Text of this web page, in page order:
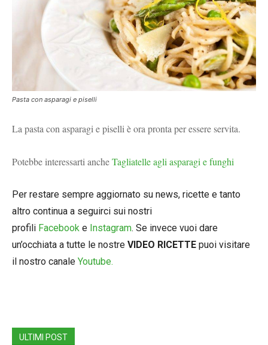
Pasta con asparagi e piselli
La pasta con asparagi e piselli è ora pronta per essere servita.
Potebbe interessarti ancheTagliatelle agli asparagi e funghi
Per restare sempre aggiornato su news, ricette e tanto
altro continua a seguirci sui nostri
profili Facebook e Instagram. Se invece vuoi dare
un’occhiata a tutte le nostre VIDEO RICETTE puoi visitare
il nostro canale Youtube.
ULTIMI POST